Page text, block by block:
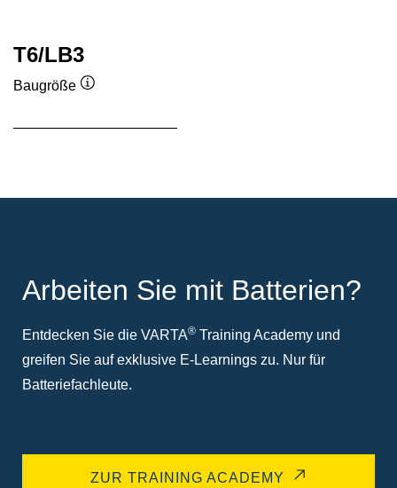
T6/LB3
Baugröße
Arbeiten Sie mit Batterien?
Entdecken Sie die VARTA® Training Academy und
greifen Sie auf exklusive E-Learnings zu. Nur für
Batteriefachleute.
ZUR TRAINING ACADEMY